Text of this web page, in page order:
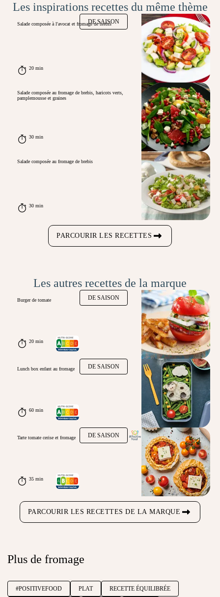
Les inspirations recettes du même thème
DE SAISON
Salade composée à l'avocat et fromage de brebis
20 min
Salade composée au fromage de brebis, haricots verts,
pamplemousse et graines
30 min
Salade composée au fromage de brebis
30 min
PARCOURIR LES RECETTES
Les autres recettes de la marque
DE SAISON
Burger de tomate
20 min
DE SAISON
Lunch box enfant au fromage
60 min
DE SAISON
Tarte tomate cerise et fromage
35 min
PARCOURIR LES RECETTES DE LA MARQUE
Plus de fromage
#POSITIVEFOOD PLAT RECETTE ÉQUILIBRÉE